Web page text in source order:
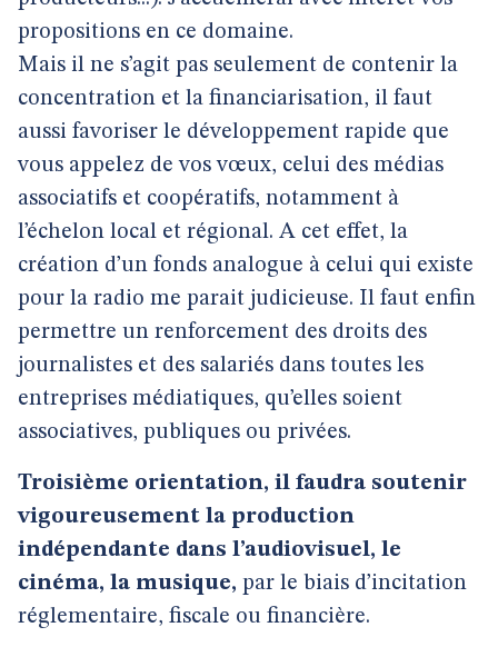
propositions en ce domaine.
Mais il ne s’agit pas seulement de contenir la
concentration et la financiarisation, il faut
aussi favoriser le développement rapide que
vous appelez de vos vœux, celui des médias
associatifs et coopératifs, notamment à
l’échelon local et régional. A cet effet, la
création d’un fonds analogue à celui qui existe
pour la radio me parait judicieuse. Il faut enfin
permettre un renforcement des droits des
journalistes et des salariés dans toutes les
entreprises médiatiques, qu’elles soient
associatives, publiques ou privées.
Troisième orientation, il faudra soutenir
vigoureusement la production
indépendante dans l’audiovisuel, le
cinéma, la musique, par le biais d’incitation
réglementaire, fiscale ou financière.